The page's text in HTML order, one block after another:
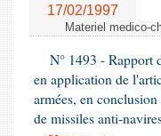
17/02/1997
Materiel medico-
N° 1493 - Rapport
en application de
armées, en
de missiles anti-